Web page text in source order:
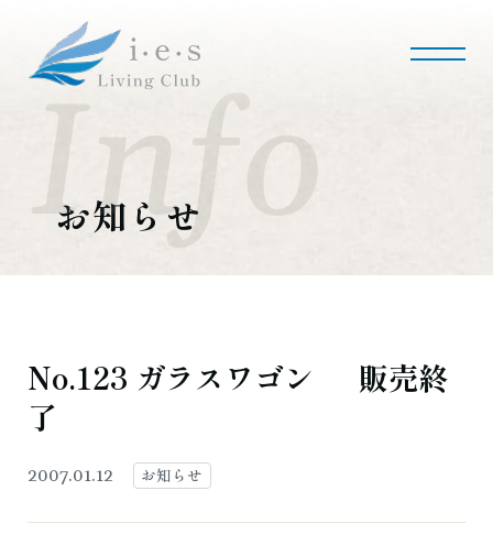
お知らせ
No.123 ガラスワゴン 販売終
了
2007.01.12 お知らせ
i・e・sリビング倶楽部について
事業内容
会社概要
施工事例・実績
マンションリノベーション
よくある質問 お知らせ ブログ